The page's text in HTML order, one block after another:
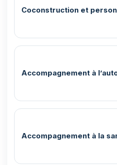
Coconstruction et
Accompagnement à
Accompagnement à la